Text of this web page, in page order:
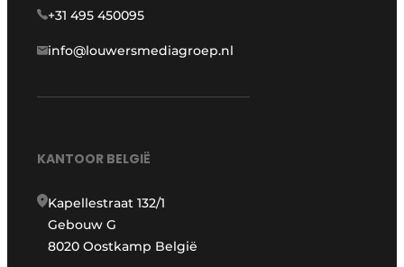
+31 495 450095
info@louwersmediagroep.nl
KANTOOR BELGIË
Kapellestraat 132/1
Gebouw G
8020 Oostkamp België